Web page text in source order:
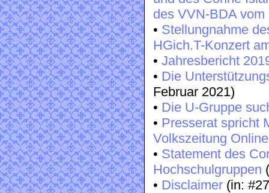
des VVN-BDA vom
• Stellungnahme
HGich.T-Konzert
• Jahresbericht
• Die
Februar 2021)
• Die U-Gruppe
• Presserat spricht
Volkszeitung
• Statement des
Hochschulgruppen
• Disclaimer (in: